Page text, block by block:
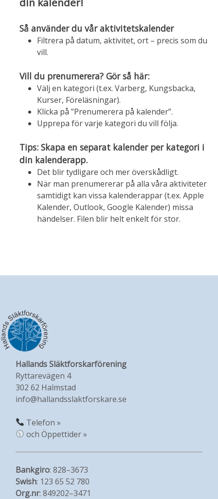
Så använder du vår aktivitetskalender
Filtrera på datum, aktivitet, ort – precis som du
vill.
Vill du prenumerera? Gör så här:
Välj en kategori (t.ex. Varberg, Kungsbacka,
Kurser, Föreläsningar).
Klicka på ”Prenumerera på kalender”.
Upprepa för varje kategori du vill följa.
Tips: Skapa en separat kalender per kategori i
din kalenderapp.
Det blir tydligare och mer överskådligt.
När man prenumererar på alla våra aktiviteter
samtidigt kan vissa kalenderappar (t.ex. Apple
Kalender, Outlook, Google Kalender) missa
händelser. Filen blir helt enkelt för stor.
Hallands Släktforskarförening
Ryttarevägen 4
302 62 Halmstad
info@hallandsslaktforskare.se
Telefon »
och Öppettider »
Bankgiro: 828–3673
Swish: 123 65 52 780
Org.nr: 849202–3471